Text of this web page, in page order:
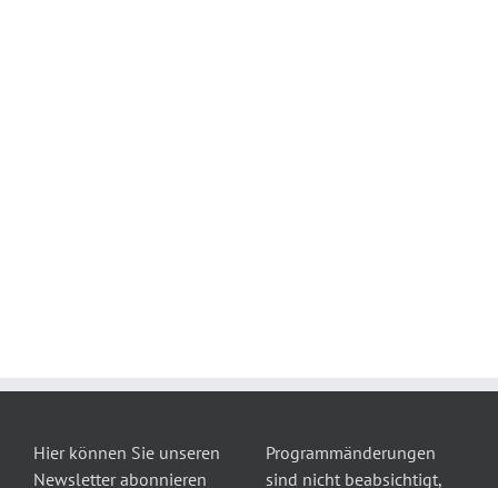
Hier können Sie unseren
Newsletter abonnieren
Programmänderungen
sind nicht beabsichtigt,